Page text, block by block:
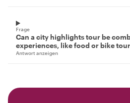
Frage
Can a city highlights tour be
experiences, like food or bike
Antwort anzeigen